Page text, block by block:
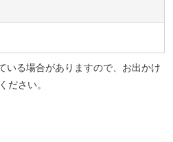
る場合がありますので、お出かけ
ださい。